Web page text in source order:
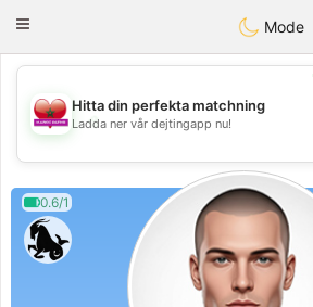
Maroc Dating
Toggle
Mode
💖
💕
Hitta din perfekta matchning
Ladda ner vår dejtingapp nu!
0.6/1